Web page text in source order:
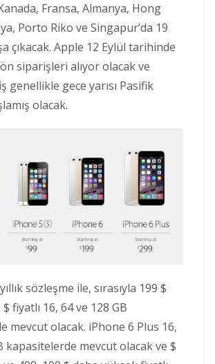
Fransa, Almanya, Hong
Porto Riko ve Singapur’da 19
çıkacak. Apple 12 Eylül tarihinde
siparişleri alıyor olacak ve
genellikle gece yarısı Pasifik
olacak.
sözleşme ile, sırasıyla 199 $
fiyatlı 16, 64 ve 128 GB
mevcut olacak. iPhone 6 Plus 16,
kapasitelerde mevcut olacak ve $